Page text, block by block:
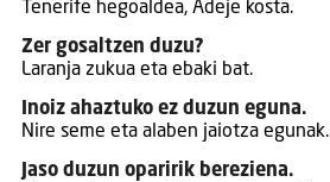
Tenerife hegoaldea, Adeje kosta.
Zer gosaltzen duzu?
Laranja zukua eta ebaki bat.
Inoiz ahaztuko ez duzun eguna.
Nire seme eta alaben jaiotza egunak.
Jaso duzun oparirik bereziena.